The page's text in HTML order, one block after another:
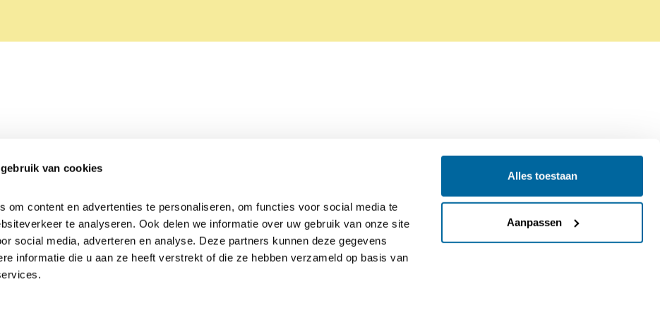
van cookies
om content en advertenties te personaliseren, om functies voor social media te
te analyseren. Ook delen we informatie over uw gebruik van onze site
social media, adverteren en analyse. Deze partners kunnen deze gegevens
informatie die u aan ze heeft verstrekt of die ze hebben verzameld op basis van
Alles toestaan
Aanpassen
Colofon